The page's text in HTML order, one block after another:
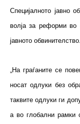
Специјалното јавно
волја за реформи во
јавното обвинителство.
„На граѓаните се
носат одлуки без
таквите одлуки ги
а во глобални рамки